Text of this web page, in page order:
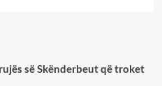
së Skënderbeut që troket